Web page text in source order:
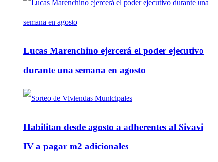
Lucas Marenchino ejercerá el poder ejecutivo
durante una semana en agosto
Habilitan desde agosto a adherentes al Sivavi
IV a pagar m2 adicionales